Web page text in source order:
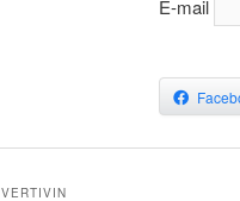
E-mail
VERTIVIN